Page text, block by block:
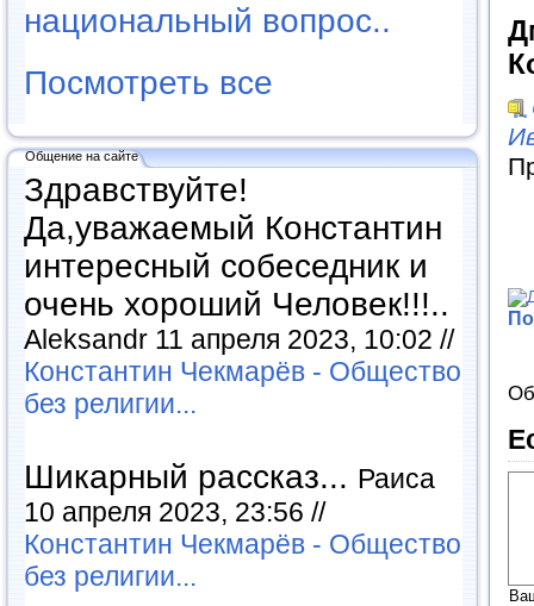
национальный вопрос..
Посмотреть все
Общение на сайте
Здравствуйте!
Да,уважаемый Константин
интересный собеседник и
очень хороший Человек!!!..
Aleksandr 11 апреля 2023, 10:02 //
Константин Чекмарёв - Общество
без религии...
Шикарный рассказ... Раиса
10 апреля 2023, 23:56 //
Константин Чекмарёв - Общество
без религии...